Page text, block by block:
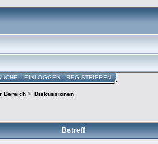
EINLOGGEN REGISTRIEREN
Bereich > Diskussionen
Betreff